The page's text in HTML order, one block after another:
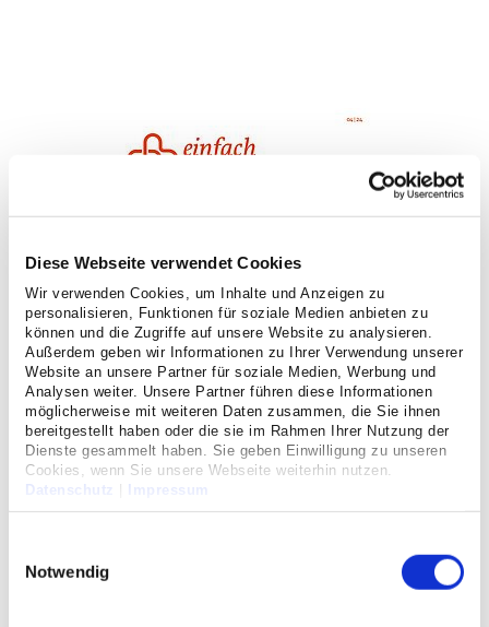
Diese Webseite verwendet Cookies
Wir verwenden Cookies, um Inhalte und Anzeigen zu
personalisieren, Funktionen für soziale Medien anbieten zu
können und die Zugriffe auf unsere Website zu analysieren.
Außerdem geben wir Informationen zu Ihrer Verwendung unserer
Website an unsere Partner für soziale Medien, Werbung und
Analysen weiter. Unsere Partner führen diese Informationen
möglicherweise mit weiteren Daten zusammen, die Sie ihnen
bereitgestellt haben oder die sie im Rahmen Ihrer Nutzung der
Dienste gesammelt haben. Sie geben Einwilligung zu unseren
Cookies, wenn Sie unsere Webseite weiterhin nutzen.
Datenschutz
Impressum
Notwendig
Ausgabe 4/2024